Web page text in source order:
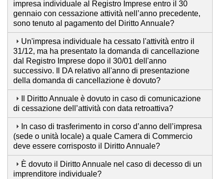
impresa individuale al Registro Imprese entro il 30
gennaio con cessazione attività nell’anno precedente,
sono tenuto al pagamento del Diritto Annuale?
Un'impresa individuale ha cessato l'attività entro il
31/12, ma ha presentato la domanda di cancellazione
dal Registro Imprese dopo il 30/01 dell'anno
successivo. Il DA relativo all'anno di presentazione
della domanda di cancellazione è dovuto?
Il Diritto Annuale è dovuto in caso di comunicazione
di cessazione dell’attività con data retroattiva?
In caso di trasferimento in corso d’anno dell’impresa
(sede o unità locale) a quale Camera di Commercio
deve essere corrisposto il Diritto Annuale?
È dovuto il Diritto Annuale nel caso di decesso di un
imprenditore individuale?